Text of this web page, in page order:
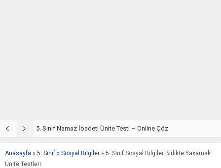
5. Sınıf Namaz İbadeti Ünite Testi – Online Çöz
Anasayfa » 5. Sınıf » Sosyal Bilgiler » 5. Sınıf Sosyal Bilgiler Birlikte Yaşamak
Ünite Testleri